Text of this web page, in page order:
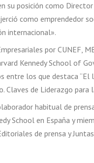
su posición como
como emprendedor
internacional».
por CUNEF,
Kennedy School of
entre los que destaca
de Liderazgo para
habitual de
School en España y
de prensa y